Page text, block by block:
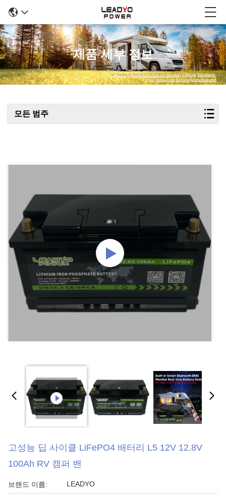
제품 세부 정보
모든 범주
고성능 딥 사이클 LiFePO4 배터리 L5 12V 12.8V
100Ah RV 캠퍼 밴
브랜드 이름: LEADYO